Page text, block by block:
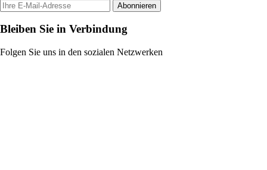
Abonnieren
Bleiben Sie in Verbindung
Folgen Sie uns in den sozialen Netzwerken